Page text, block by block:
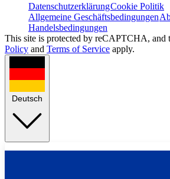
DatenschutzerklärungCookie Politik
Allgemeine Geschäftsbedingungen
Handelsbedingungen
This site is protected by reCAPTCHA, and
Policy and Terms of Service apply.
Deutsch